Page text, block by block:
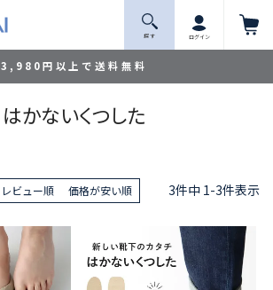
3,980円以上で送料無料
探 す ログイン
はかないくつした
レビュー順 価格が安い順 3件中 1-3件表示